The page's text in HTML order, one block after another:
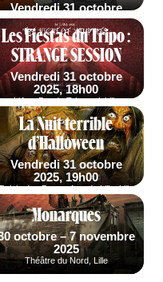
Vendredi 31 octobre
2025, 15h00
Le Grand Sud, Lille
Les Fiestas du Tripo :
STRANGE SESSION
Vendredi 31 octobre
2025, 18h00
L'Arty Bar du Tripostal, Lille
La Nuit terrible
d’Halloween
Vendredi 31 octobre
2025, 19h00
des Beaux-Arts de Lille, Lille
Monarques
octobre – 7 novembre
2025
Théâtre du Nord, Lille